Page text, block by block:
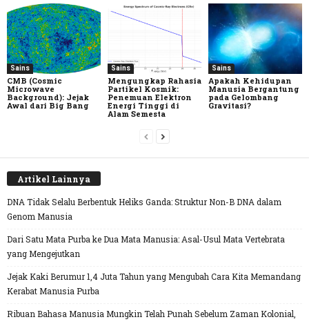
Sains
CMB (Cosmic
Microwave
Background): Jejak
Awal dari Big Bang
Sains
Mengungkap Rahasia
Partikel Kosmik:
Penemuan Elektron
Energi Tinggi di
Alam Semesta
Sains
Apakah Kehidupan
Manusia Bergantung
pada Gelombang
Gravitasi?
Artikel Lainnya
DNA Tidak Selalu Berbentuk Heliks Ganda: Struktur Non-B DNA dalam
Genom Manusia
Dari Satu Mata Purba ke Dua Mata Manusia: Asal-Usul Mata Vertebrata
yang Mengejutkan
Jejak Kaki Berumur 1,4 Juta Tahun yang Mengubah Cara Kita Memandang
Kerabat Manusia Purba
Ribuan Bahasa Manusia Mungkin Telah Punah Sebelum Zaman Kolonial,